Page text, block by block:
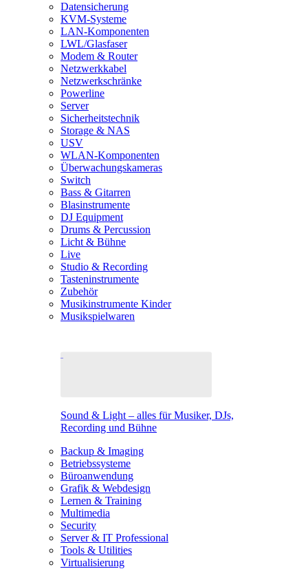
Datensicherung
KVM-Systeme
LAN-Komponenten
LWL/Glasfaser
Modem & Router
Netzwerkkabel
Netzwerkschränke
Powerline
Server
Sicherheitstechnik
Storage & NAS
USV
WLAN-Komponenten
Überwachungskameras
Switch
Bass & Gitarren
Blasinstrumente
DJ Equipment
Drums & Percussion
Licht & Bühne
Live
Studio & Recording
Tasteninstrumente
Zubehör
Musikinstrumente Kinder
Musikspielwaren
Sound & Light – alles für Musiker, DJs,
Recording und Bühne
Backup & Imaging
Betriebssysteme
Büroanwendung
Grafik & Webdesign
Lernen & Training
Multimedia
Security
Server & IT Professional
Tools & Utilities
Virtualisierung